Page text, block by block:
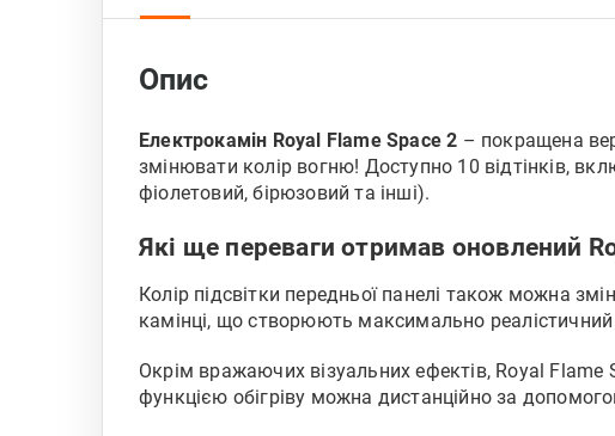
Опис
Електрокамін Royal Flame Space 2 – покращена
змінювати колір вогню! Доступно 10 відтінків,
фіолетовий, бірюзовий та інші).
Які ще переваги отримав оновлений
Колір підсвітки передньої панелі також можна
камінці, що створюють максимально реалістичний
Окрім вражаючих візуальних ефектів, Royal
функцією обігріву можна дистанційно за